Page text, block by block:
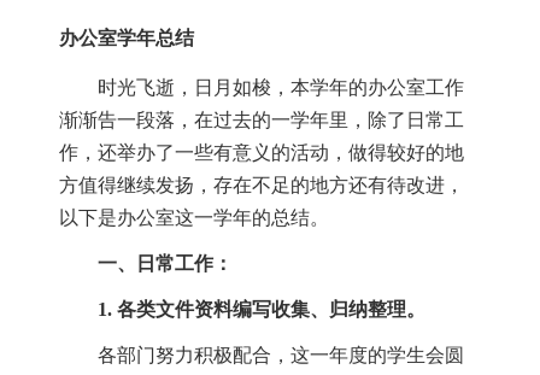
办公室学年总结
时光飞逝，日月如梭，本学年的办公室工作
渐渐告一段落，在过去的一学年里，除了日常工
作，还举办了一些有意义的活动，做得较好的地
方值得继续发扬，存在不足的地方还有待改进，
以下是办公室这一学年的总结。
一、日常工作：
1.各类文件资料编写收集、归纳整理。
各部门努力积极配合，这一年度的学生会圆